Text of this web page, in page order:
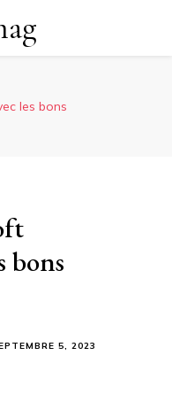
les bons
bons
5, 2023